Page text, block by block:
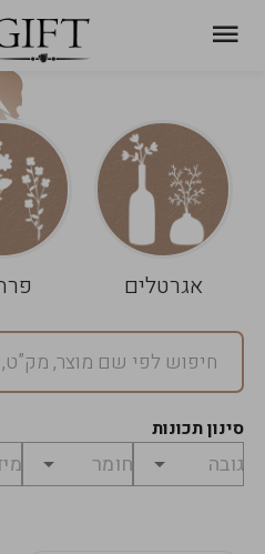
אגרטלים
סינון תכונות
עגלת
שלך
ניקוי
הסל
במארז
מחיר
לפני
₪0